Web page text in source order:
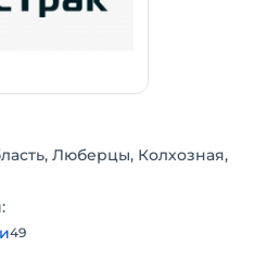
с
продажа в лизинг.
Люберцы, Колхозная,
49